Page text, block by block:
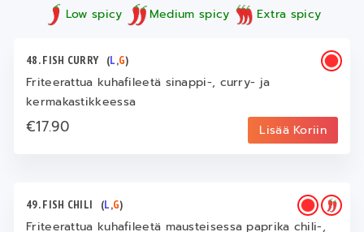
Low spicy
Medium spicy Extra spicy
48. FISH CURRY (L,G)
Friteerattua kuhafileetä sinappi-, curry- ja
kermakastikkeessa
€17.90 Lisää Koriin
49. FISH CHILI (L,G)
Friteerattua kuhafileetä mausteisessa paprika chili-,